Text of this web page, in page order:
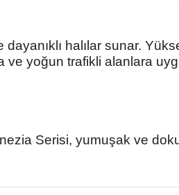
halılar sunar.
ve yoğun trafikli alanlara
Serisi, yumuşak ve